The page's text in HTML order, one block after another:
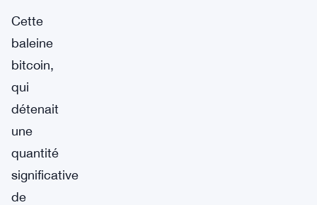
Cette
baleine
bitcoin,
qui
détenait
une
quantité
significative
de